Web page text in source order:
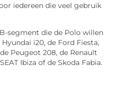
iedereen die veel gebruik
segment die de Polo willen
i20, de Ford Fiesta,
Peugeot 208, de Renault
Ibiza of de Skoda Fabia.